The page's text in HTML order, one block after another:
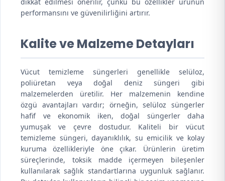
performansını ve güvenilirliğini artırır.
Kalite ve Malzeme Detayları
Vücut temizleme süngerleri genellikle selüloz,
poliüretan veya doğal deniz süngeri gibi
malzemelerden üretilir. Her malzemenin kendine
özgü avantajları vardır; örneğin, selüloz süngerler
hafif ve ekonomik iken, doğal süngerler daha
yumuşak ve çevre dostudur. Kaliteli bir vücut
temizleme süngeri, dayanıklılık, su emicilik ve kolay
kuruma özellikleriyle öne çıkar. Ürünlerin üretim
süreçlerinde, toksik madde içermeyen bileşenler
kullanılarak sağlık standartlarına uygunluk sağlanır.